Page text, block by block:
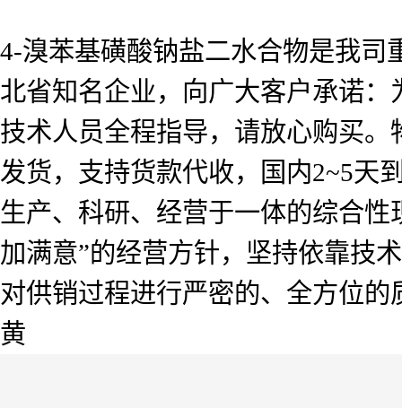
4-溴苯基磺酸钠盐二水合物是我
北省知名企业，向广大客户承诺
技术人员全程指导，请放心购买
发货，支持货款代收，国内2~5天
生产、科研、经营于一体的综合
加满意”的经营方针，坚持依靠技
对供销过程进行严密的、全方位
黄